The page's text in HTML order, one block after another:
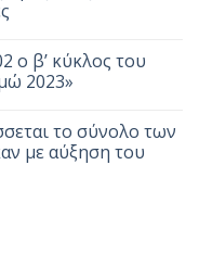
ο β’ κύκλος του
2023»
το σύνολο των
με αύξηση του